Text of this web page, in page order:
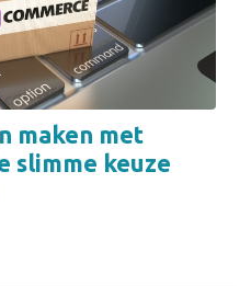
maken met
slimme keuze